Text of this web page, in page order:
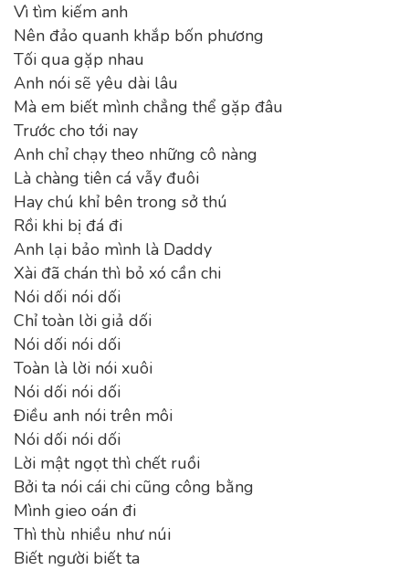
Vì tìm kiếm anh
Nên đảo quanh khắp bốn phương
Tối qua gặp nhau
Anh nói sẽ yêu dài lâu
Mà em biết mình chẳng thể gặp đâu
Trước cho tới nay
Anh chỉ chạy theo những cô nàng
Là chàng tiên cá vẫy đuôi
Hay chú khỉ bên trong sở thú
Rồi khi bị đá đi
Anh lại bảo mình là Daddy
Xài đã chán thì bỏ xó cần chi
Nói dối nói dối
Chỉ toàn lời giả dối
Nói dối nói dối
Toàn là lời nói xuôi
Nói dối nói dối
Điều anh nói trên môi
Nói dối nói dối
Lời mật ngọt thì chết ruồi
Bởi ta nói cái chi cũng công bằng
Mình gieo oán đi
Thì thù nhiều như núi
Biết người biết ta